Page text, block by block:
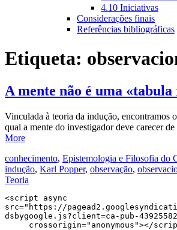
4.10 Iniciativas
Considerações finais
Referências bibliográficas
Etiqueta:
A mente não é uma «tabula
Vinculada à teoria da indução, encontramos
qual a mente do investigador deve carecer
More
conhecimento, Epistemologia e Filosofia do
indução, Karl Popper, observação,
Teoria
<script async
src="https://
dsbygoogle.js?client=ca-pub-
crossorigin="anonymous"></